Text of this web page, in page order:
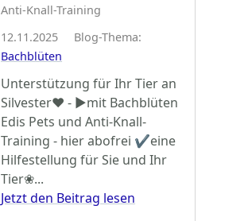
Anti-Knall-Training
12.11.2025 Blog-Thema:
Bachblüten
Unterstützung für Ihr Tier an
Silvester♥ - ►mit Bachblüten
Edis Pets und Anti-Knall-
Training - hier abofrei ✔eine
Hilfestellung für Sie und Ihr
Tier❀...
Jetzt den Beitrag lesen